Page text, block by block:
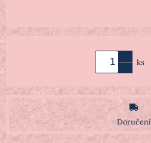
ks
Doručení